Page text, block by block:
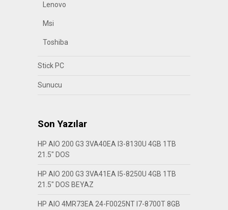
Lenovo
Msi
Toshiba
Stick PC
Sunucu
Son Yazılar
HP AIO 200 G3 3VA40EA I3-8130U 4GB 1TB
21.5″ DOS
HP AIO 200 G3 3VA41EA I5-8250U 4GB 1TB
21.5″ DOS BEYAZ
HP AIO 4MR73EA 24-F0025NT I7-8700T 8GB